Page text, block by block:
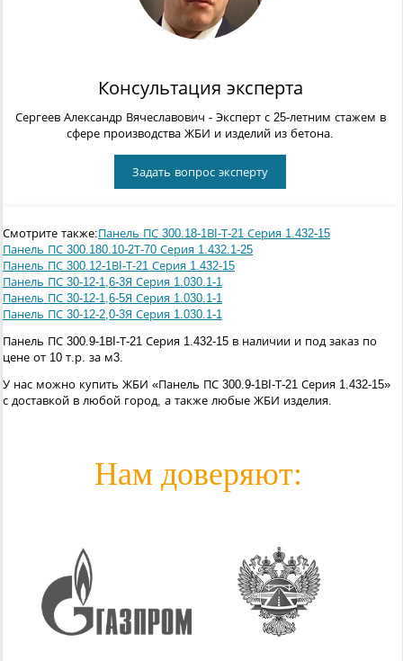
Консультация эксперта
Сергеев Александр Вячеславович - Эксперт с 25-летним стажем в
сфере производства ЖБИ и изделий из бетона.
Задать вопрос эксперту
Смотрите также:Панель ПС 300.18-1ВI-Т-21 Серия 1.432-15
Панель ПС 300.180.10-2Т-70 Серия 1.432.1-25
Панель ПС 300.12-1ВI-Т-21 Серия 1.432-15
Панель ПС 30-12-1,6-3Я Серия 1.030.1-1
Панель ПС 30-12-1,6-5Я Серия 1.030.1-1
Панель ПС 30-12-2,0-3Я Серия 1.030.1-1
Панель ПС 300.9-1ВI-Т-21 Серия 1.432-15 в наличии и под заказ по
цене от 10 т.р. за м3.
У нас можно купить ЖБИ «Панель ПС 300.9-1ВI-Т-21 Серия 1.432-15»
с доставкой в любой город, а также любые ЖБИ изделия.
Нам доверяют: